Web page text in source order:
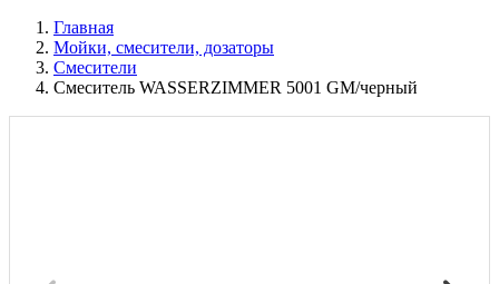
Главная
Мойки, смесители, дозаторы
Смесители
Смеситель WASSERZIMMER 5001 GM/черный